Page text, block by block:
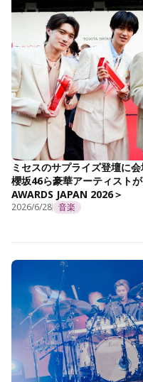
ミセスのサプライズ登壇に
櫻坂46ら豪華アーティスト
AWARDS JAPAN 2026＞
2026/6/28 音楽